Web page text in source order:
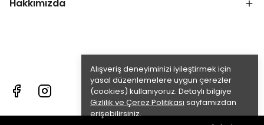
Alışveriş deneyiminizi iyileştirmek için
yasal düzenlemelere uygun çerezler
(cookies) kullanıyoruz. Detaylı bilgiye
Gizlilik ve Çerez Politikası sayfamızdan
erişebilirsiniz.
Hakkımızda